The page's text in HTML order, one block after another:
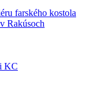
farského kostola
Rakúsoch
KC